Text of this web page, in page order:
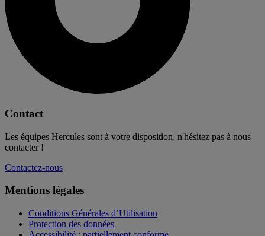
Contact
Les équipes Hercules sont à votre disposition, n'hésitez pas à nous
contacter !
Contactez-nous
Mentions légales
Conditions Générales d’Utilisation
Protection des données